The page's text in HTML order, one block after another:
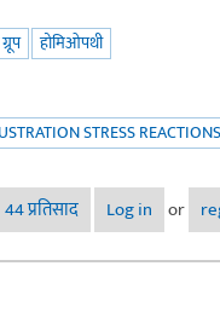
होमिओपथी
STRESS
निराशा / वैफल्य
44 प्रतिसाद Log in or